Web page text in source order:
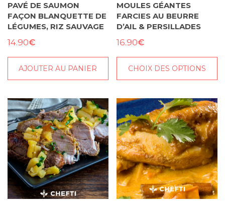
PAVÉ DE SAUMON
FAÇON BLANQUETTE DE
LÉGUMES, RIZ SAUVAGE
14.90€
AJOUTER AU PANIER
MOULES GÉANTES
FARCIES AU BEURRE
D’AIL & PERSILLADES
16.90€
CHOIX DES OPTIONS
produit
a
plusieurs
variations.
Les
options
peuvent
être
choisies